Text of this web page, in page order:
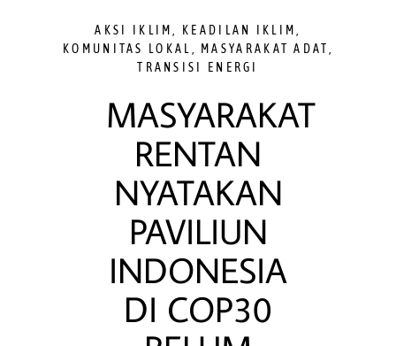
AKSI IKLIM KEADILAN IKLIM
KOMUNITAS LOKAL
MASYARAKAT ADAT
TRANSISI ENERGI
MASYARAKAT
RENTAN
NYATAKAN
PAVILIUN
INDONESIA
DI COP30